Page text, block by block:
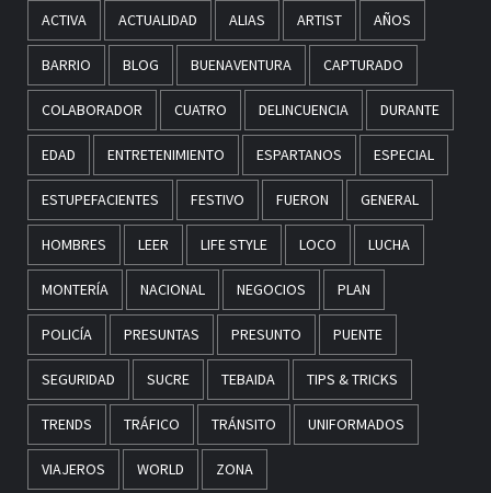
ACTIVA ACTUALIDAD ALIAS ARTIST AÑOS
BARRIO BLOG BUENAVENTURA CAPTURADO
COLABORADOR CUATRO DELINCUENCIA DURANTE
EDAD ENTRETENIMIENTO ESPARTANOS ESPECIAL
ESTUPEFACIENTES FESTIVO FUERON GENERAL
HOMBRES LEER LIFE STYLE LOCO LUCHA
MONTERÍA NACIONAL NEGOCIOS PLAN
POLICÍA PRESUNTAS PRESUNTO PUENTE
SEGURIDAD SUCRE TEBAIDA TIPS & TRICKS
TRENDS TRÁFICO TRÁNSITO UNIFORMADOS
VIAJEROS WORLD ZONA